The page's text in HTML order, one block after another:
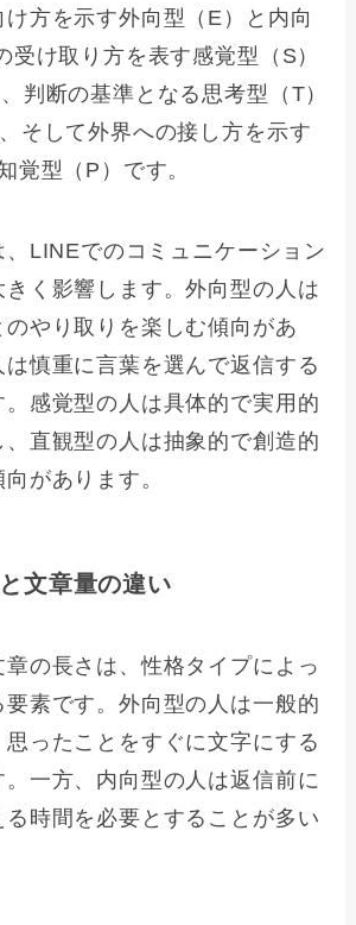
方を示す外向型（E）と内向
受け取り方を表す感覚型（S）
判断の基準となる思考型（T）
そして外界への接し方を示す
覚型（P）です。
、LINEでのコミュニケーション
きく影響します。外向型の人は
やり取りを楽しむ傾向があ
は慎重に言葉を選んで返信する
。感覚型の人は具体的で実用的
直観型の人は抽象的で創造的
があります。
文章量の違い
の長さは、性格タイプによっ
素です。外向型の人は一般的
ったことをすぐに文字にする
一方、内向型の人は返信前に
る時間を必要とすることが多い